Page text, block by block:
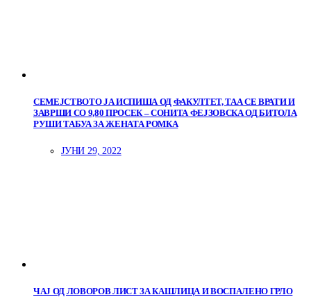
СЕМЕЈСТВОТО ЈА ИСПИША ОД ФАКУЛТЕТ, ТАА СЕ ВРАТИ И
ЗАВРШИ СО 9,80 ПРОСЕК – СОНИТА ФЕЈЗОВСКА ОД БИТОЛА
РУШИ ТАБУА ЗА ЖЕНАТА РОМКА
ЈУНИ 29, 2022
ЧАЈ ОД ЛОВОРОВ ЛИСТ ЗА КАШЛИЦА И ВОСПАЛЕНО ГРЛО